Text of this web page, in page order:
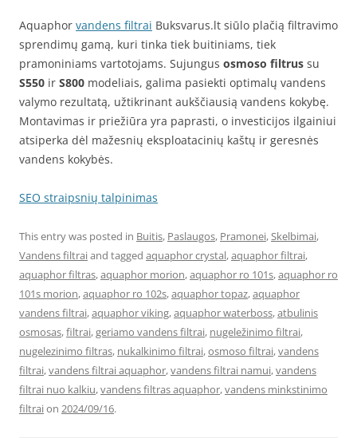
Aquaphor vandens filtrai Buksvarus.lt siūlo plačią filtravimo
sprendimų gamą, kuri tinka tiek buitiniams, tiek
pramoniniams vartotojams. Sujungus osmoso filtrus su
S550 ir S800 modeliais, galima pasiekti optimalų vandens
valymo rezultatą, užtikrinant aukščiausią vandens kokybę.
Montavimas ir priežiūra yra paprasti, o investicijos ilgainiui
atsiperka dėl mažesnių eksploatacinių kaštų ir geresnės
vandens kokybės.
SEO straipsnių talpinimas
This entry was posted in Buitis, Paslaugos, Pramonei,Skelbimai,
Vandens filtraiand tagged aquaphor crystal,aquaphor filtrai,
aquaphor filtras,aquaphor morion,aquaphor ro 101s,aquaphor ro
101s morion,aquaphor ro 102s,aquaphor topaz,aquaphor
vandens filtrai,aquaphor viking,aquaphor waterboss,atbulinis
osmosas,filtrai,geriamo vandens filtrai, nugeležinimo filtrai,
nugelezinimo filtras, nukalkinimo filtrai,osmoso filtrai,vandens
filtrai,vandens filtrai aquaphor,vandens filtrai namui,vandens
filtrai nuo kalkiu,vandens filtras aquaphor,vandens minkstinimo
filtraion 2024/09/16.